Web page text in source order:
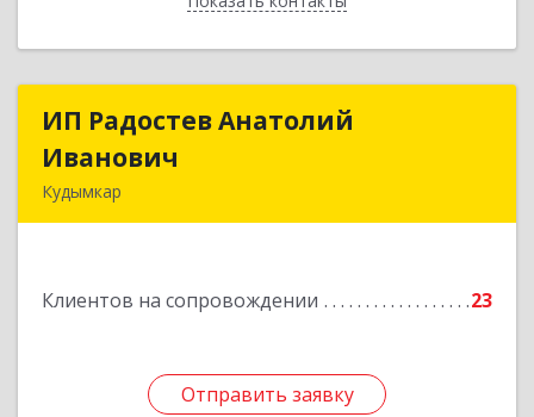
ИП Радостев Анатолий
Иванович
Кудымкар
Клиентов на сопровождении 23
Отправить заявку
ИП Радостев Анатолий
Подробнее
Отправить заявку